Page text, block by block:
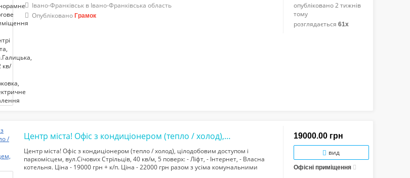
13300...
Івано-Франківськ в Івано-Франківська область
ОпублікованоГрамок
опубліковано2 тижнів
тому
розглядається 61x
Центр міста! Офіс з кондиціонером (тепло / холод), цілодобовим доступом і парком...
Центр міста! Офіс з кондиціонером (тепло / холод), цілодобовим доступом і
паркомісцем, вул.Січових Стрільців, 40 кв/м, 5 поверх: - Ліфт, - Інтернет, - Власна
котельня. Ціна - 19000 грн + к/п. Ціна - 22000 грн разом з усіма комунальними
19000.00 грн
вид
Офісні приміщення